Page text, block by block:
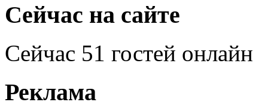
Сейчас на сайте
Сейчас 51 гостей онлайн
Реклама